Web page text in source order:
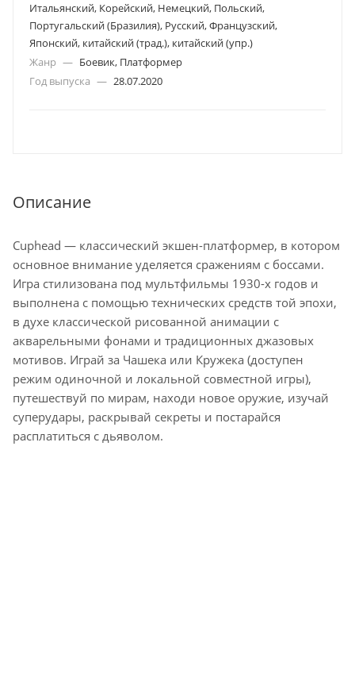
Итальянский, Корейский, Немецкий, Польский,
Португальский (Бразилия), Русский, Французский,
Японский, китайский (трад.), китайский (упр.)
Жанр — Боевик, Платформер
Год выпуска — 28.07.2020
Описание
Cuphead — классический экшен-платформер, в котором
основное внимание уделяется сражениям с боссами.
Игра стилизована под мультфильмы 1930-х годов и
выполнена с помощью технических средств той эпохи,
в духе классической рисованной анимации с
акварельными фонами и традиционных джазовых
мотивов. Играй за Чашека или Кружека (доступен
режим одиночной и локальной совместной игры),
путешествуй по мирам, находи новое оружие, изучай
суперудары, раскрывай секреты и постарайся
расплатиться с дьяволом.